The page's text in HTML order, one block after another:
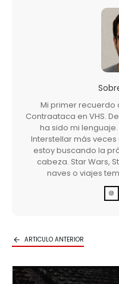
Mi primer recuerdo
Contraataca en VHS.
ha sido mi
Interstellar más
estoy buscando la
cabeza. Star Wars,
naves o viajes
ARTICULO ANTERIOR